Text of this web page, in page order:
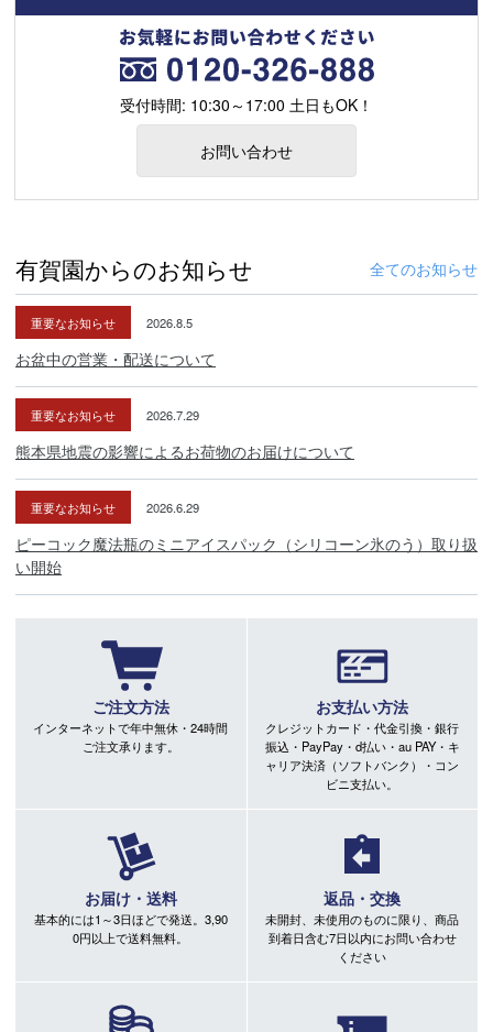
受付時間: 10:30～17:00 土日もOK！
お問い合わせ
有賀園からのお知らせ 全てのお知らせ
重要なお知らせ 2026.8.5
お盆中の営業・配送について
重要なお知らせ 2026.7.29
熊本県地震の影響によるお荷物のお届けについて
重要なお知らせ 2026.6.29
ピーコック魔法瓶のミニアイスパック（シリコーン氷のう）取り扱
い開始
ご注文方法
インターネットで年中無休・24時間
ご注文承ります。
お支払い方法
クレジットカード・代金引換・銀行
振込・PayPay・d払い・au PAY・キ
ャリア決済（ソフトバンク）・コン
ビニ支払い。
お届け・送料
基本的には1～3日ほどで発送。3,90
0円以上で送料無料。
返品・交換
未開封、未使用のものに限り、商品
到着日含む7日以内にお問い合わせ
ください